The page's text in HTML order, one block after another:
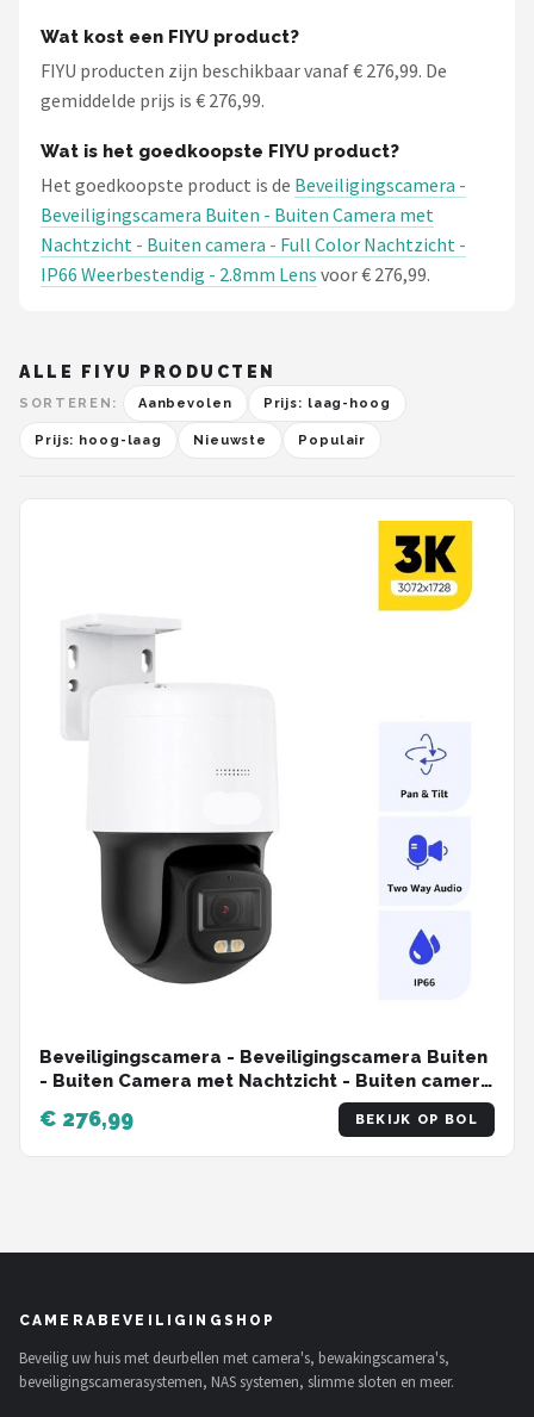
Wat kost een FIYU product?
FIYU producten zijn beschikbaar vanaf € 276,99. De
gemiddelde prijs is € 276,99.
Wat is het goedkoopste FIYU product?
Het goedkoopste product is de Beveiligingscamera -
Beveiligingscamera Buiten - Buiten Camera met
Nachtzicht - Buiten camera - Full Color Nachtzicht -
IP66 Weerbestendig - 2.8mm Lens voor € 276,99.
ALLE FIYU PRODUCTEN
SORTEREN: Aanbevolen Prijs: laag-hoog
Prijs: hoog-laag Nieuwste Populair
Beveiligingscamera - Beveiligingscamera Buiten
- Buiten Camera met Nachtzicht - Buiten camera
- Full Color Nachtzicht - IP66 Weerbestendig -
2.8mm Lens
€ 276,99 BEKIJK OP BOL
CAMERABEVEILIGINGSHOP
Beveilig uw huis met deurbellen met camera's, bewakingscamera's,
beveiligingscamerasystemen, NAS systemen, slimme sloten en meer.